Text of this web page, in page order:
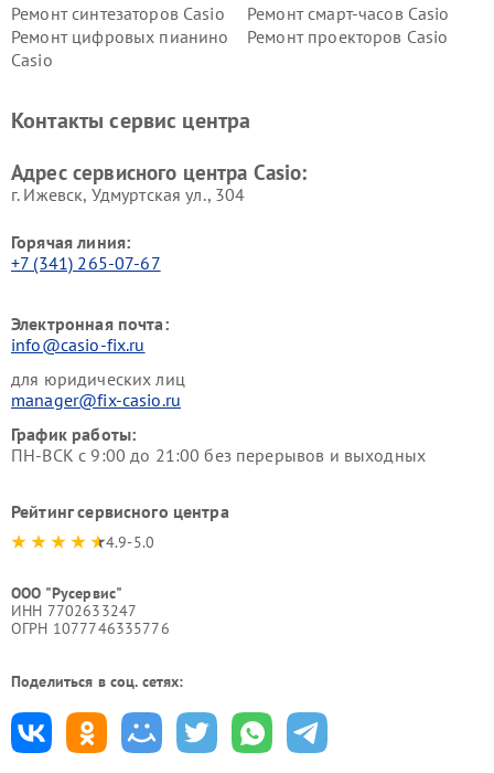
Ремонт синтезаторов Casio
Ремонт смарт-часов Casio
Ремонт цифровых пианино
Casio
Ремонт проекторов Casio
Контакты сервис центра
Адрес сервисного центра Casio:
г. Ижевск, Удмуртская ул., 304
Горячая линия:
+7 (341) 265-07-67
Электронная почта:
info@casio-fix.ru
для юридических лиц
manager@fix-casio.ru
График работы:
ПН-ВСК с 9:00 до 21:00 без перерывов и выходных
Рейтинг сервисного центра
4.9-5.0
ООО "Русервис"
ИНН 7702633247
ОГРН 1077746335776
Поделиться в соц. сетях: